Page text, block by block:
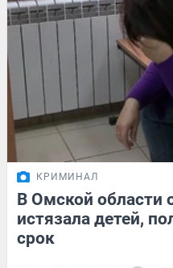
КРИМИНАЛ
В Омской области
истязала детей,
срок